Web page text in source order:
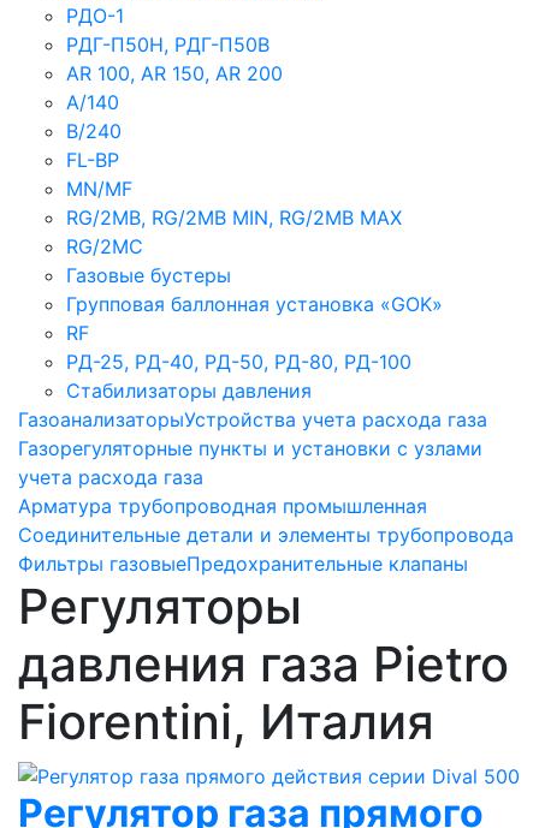
РДО-1
РДГ-П50Н, РДГ-П50В
AR 100, AR 150, AR 200
A/140
B/240
FL-BP
MN/MF
RG/2MB, RG/2MB MIN, RG/2MB MAX
RG/2MC
Газовые бустеры
Групповая баллонная установка «GOK»
RF
РД-25, РД-40, РД-50, РД-80, РД-100
Стабилизаторы давления
ГазоанализаторыУстройства учета расхода газа
Газорегуляторные пункты и установки с узлами
учета расхода газа
Арматура трубопроводная промышленная
Соединительные детали и элементы трубопровода
Фильтры газовыеПредохранительные клапаны
Регуляторы
давления газа Рietro
Fiorentini, Италия
Регулятор газа прямого